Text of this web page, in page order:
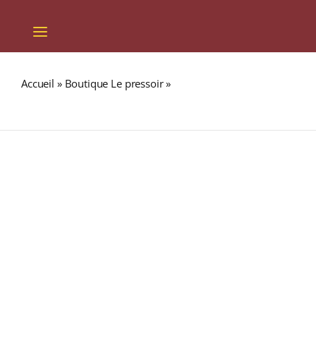
Toggle
Navigation
SPIRITUEUX
Accueil » Boutique Le pressoir»